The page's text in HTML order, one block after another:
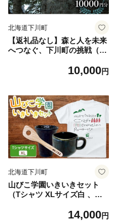
北海道下川町
【返礼品なし】森と人を未来
へつなぐ、下川町の挑戦（10
10,000円
北海道下川町
山びこ学園いきいきセット
（Tシャツ XLサイズ白 、木
14,000円